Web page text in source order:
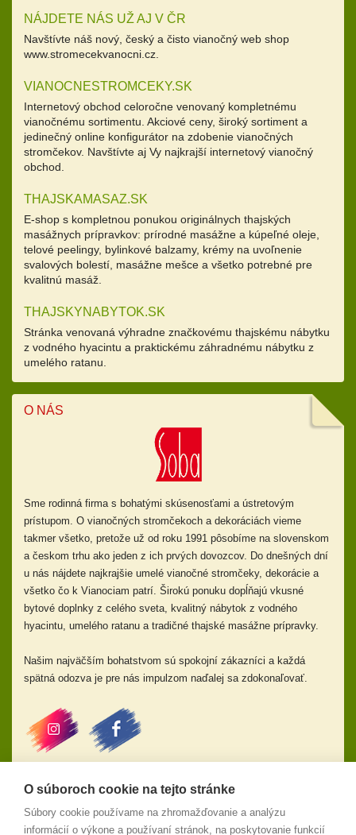
NÁJDETE NÁS UŽ AJ V ČR
Navštívte náš nový, český a čisto vianočný web shop
www.stromecekvanocni.cz.
VIANOCNESTROMCEKY.SK
Internetový obchod celoročne venovaný kompletnému
vianočnému sortimentu. Akciové ceny, široký sortiment a
jedinečný online konfigurátor na zdobenie vianočných
stromčekov. Navštívte aj Vy najkrajší internetový vianočný
obchod.
THAJSKAMASAZ.SK
E-shop s kompletnou ponukou originálnych thajských
masážnych prípravkov: prírodné masážne a kúpeľné oleje,
telové peelingy, bylinkové balzamy, krémy na uvoľnenie
svalových bolestí, masážne mešce a všetko potrebné pre
kvalitnú masáž.
THAJSKYNABYTOK.SK
Stránka venovaná výhradne značkovému thajskému nábytku
z vodného hyacintu a praktickému záhradnému nábytku z
umelého ratanu.
O NÁS
Sme rodinná firma s bohatými skúsenosťami a ústretovým
prístupom. O vianočných stromčekoch a dekoráciách vieme
takmer všetko, pretože už od roku 1991 pôsobíme na slovenskom
a českom trhu ako jeden z ich prvých dovozcov. Do dnešných dní
u nás nájdete najkrajšie umelé vianočné stromčeky, dekorácie a
všetko čo k Vianociam patrí. Širokú ponuku dopĺňajú vkusné
bytové doplnky z celého sveta, kvalitný nábytok z vodného
hyacintu, umelého ratanu a tradičné thajské masážne prípravky.
Našim najväčším bohatstvom sú spokojní zákazníci a každá
spätná odozva je pre nás impulzom naďalej sa zdokonaľovať.
Obchodné podmienky
O súboroch cookie na tejto stránke
Súbory cookie používame na zhromažďovanie a analýzu
informácií o výkone a používaní stránok, na poskytovanie funkcií